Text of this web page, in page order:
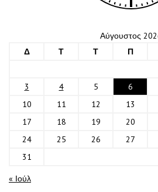
Αύγουστος
Δ
Τ Τ Π
3
4 5 6
10
11 12 13
17
18 19 20
24
25 26 27
31
« Ιούλ